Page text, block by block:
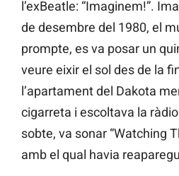
l’exBeatle: “Imaginem!”.
de desembre del 1980, el
prompte, es va posar un
veure eixir el sol des de la
l’apartament del Dakota
cigarreta i escoltava la
sobte, va sonar “Watching
amb el qual havia